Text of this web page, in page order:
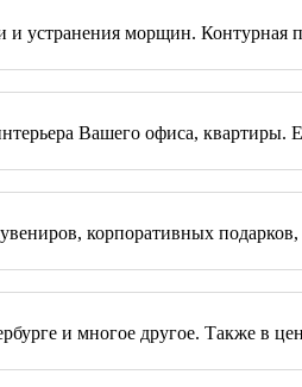
морщин.
Вашего офиса,
корпоративных
и многое другое. Также в